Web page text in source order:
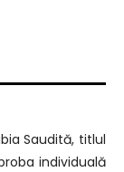
Saudită, titlul
individuală